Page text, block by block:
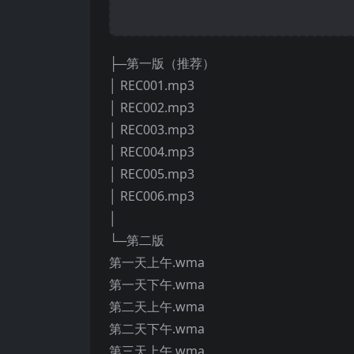
├─第一版（推荐）
│ REC001.mp3
│ REC002.mp3
│ REC003.mp3
│ REC004.mp3
│ REC005.mp3
│ REC006.mp3
└─第二版
第一天上午.wma
第一天下午.wma
第二天上午.wma
第二天下午.wma